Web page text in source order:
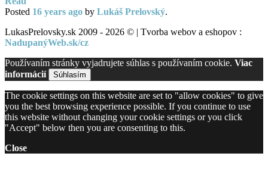
Posted 16 years ago by Lukáš Prelovský.
LukasPrelovsky.sk 2009 - 2026 © | Tvorba webov a eshopov :
NadupanýWeb.sk/cz
Používaním stránky vyjadrujete súhlas s používaním cookie. Viac
informácií
Súhlasím
The cookie settings on this website are set to "allow cookies" to give
you the best browsing experience possible. If you continue to use
this website without changing your cookie settings or you click
"Accept" below then you are consenting to this.
Close